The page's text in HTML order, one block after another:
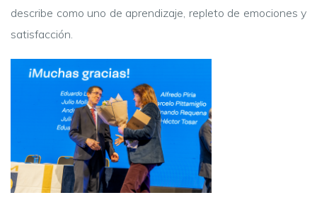
describe como uno de aprendizaje, repleto de emociones y
satisfacción.